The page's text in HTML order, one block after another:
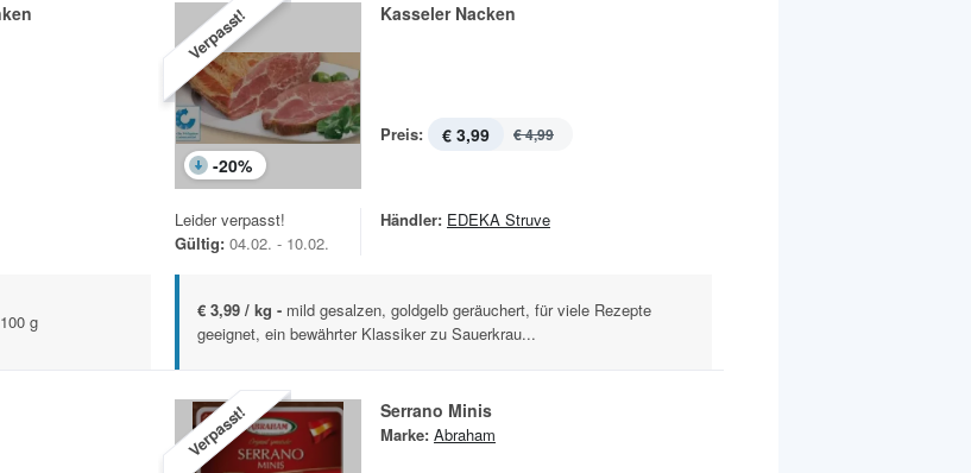
g
Verpasst!
-20%
Kasseler Nacken
Preis: € 3,99 € 4,99
Leider verpasst!
Gültig: 04.02. - 10.02.
Händler: EDEKA Struve
€ 3,99 / kg - mild gesalzen, goldgelb geräuchert, für viele Rezepte
geeignet, ein bewährter Klassiker zu Sauerkrau...
Verpasst! Serrano Minis
Marke: Abraham